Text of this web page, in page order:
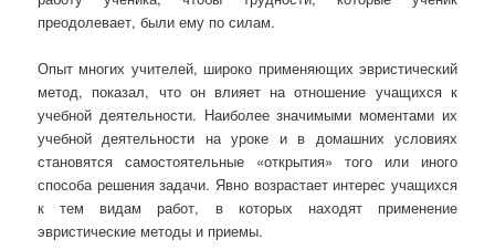
преодолевает, были ему по силам.
Опыт многих учителей, широко применяющих эвристический
метод, показал, что он влияет на отношение учащихся к
учебной деятельности. Наиболее значимыми моментами их
учебной деятельности на уроке и в домашних условиях
становятся самостоятельные «открытия» того или иного
способа решения задачи. Явно возрастает интерес учащихся
к тем видам работ, в которых находят применение
эвристические методы и приемы.